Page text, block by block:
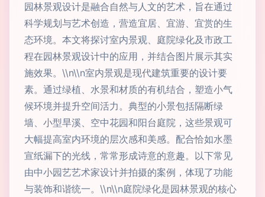
园林景观设计是融合自然与人文的艺术，旨在通过
科学规划与艺术创造，营造宜居、宜游、宜赏的生
态环境。本文将探讨室内景观、庭院绿化及市政工
程在园林景观设计中的应用，并结合图片展示其实
施效果。\\n\\n室内景观是现代建筑重要的设计要
素。通过绿植、水景和材质的有机结合，塑造小气
候环境并提升空间活力。典型的小景包括隔断绿
墙、小型旱溪、空中花园和阳台庭院，这些景观可
大幅提高室内环境的层次感和美感。配合恰如水墨
宣纸漏下的光线，常常形成诗意的意趣。以下常见
由中小园艺艺术家设计并拍摄的案例，体现了功能
与装饰和谐统一。\\n\\n庭院绿化是园林景观的核心